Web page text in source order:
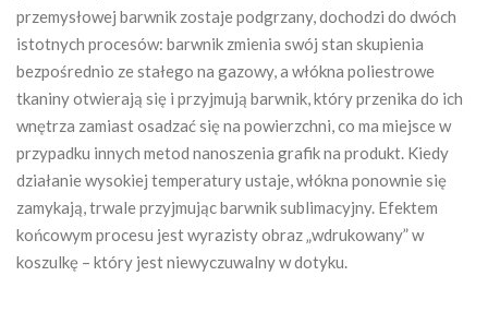
przemysłowej barwnik zostaje podgrzany, dochodzi do dwóch
istotnych procesów: barwnik zmienia swój stan skupienia
bezpośrednio ze stałego na gazowy, a włókna poliestrowe
tkaniny otwierają się i przyjmują barwnik, który przenika do ich
wnętrza zamiast osadzać się na powierzchni, co ma miejsce w
przypadku innych metod nanoszenia grafik na produkt. Kiedy
działanie wysokiej temperatury ustaje, włókna ponownie się
zamykają, trwale przyjmując barwnik sublimacyjny. Efektem
końcowym procesu jest wyrazisty obraz „wdrukowany” w
koszulkę – który jest niewyczuwalny w dotyku.